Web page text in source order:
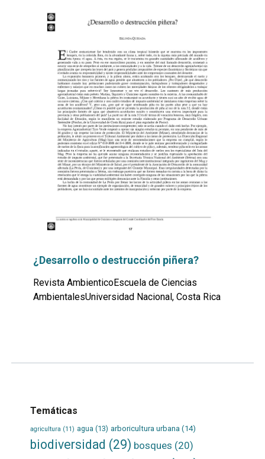
¿Desarrollo o destrucción piñera?
Revista AmbienticoEscuela de Ciencias
AmbientalesUniversidad Nacional, Costa Rica
Temáticas
agricultura (11) agua (13) arboricultura urbana(14)
biodiversidad (29) bosques (20)